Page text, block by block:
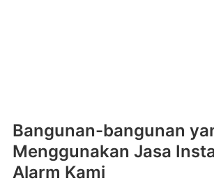
Bangunan-bangunan
Menggunakan Jasa
Alarm Kami